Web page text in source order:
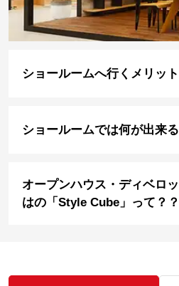
ショールームへ行くメリット
ショールームでは何が出来
オープンハウス・ディベロ
はの「Style Cube」って？？